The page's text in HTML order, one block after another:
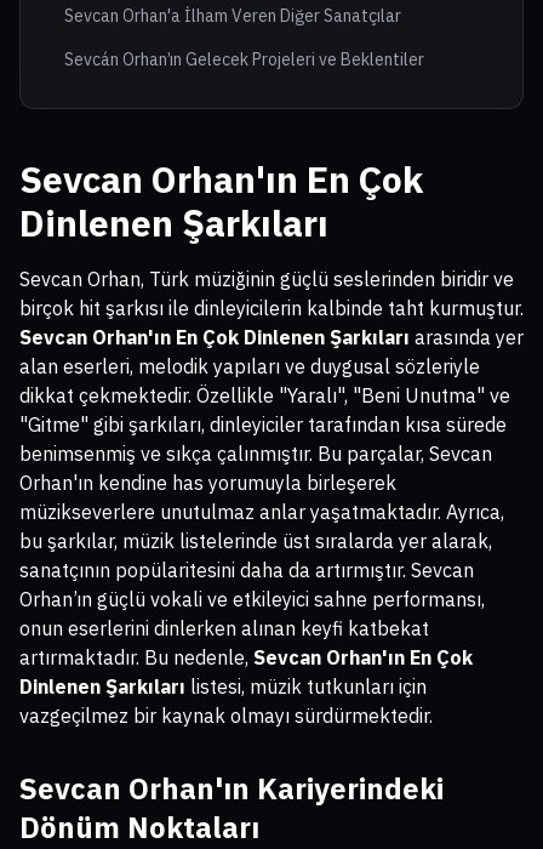
Sevcan Orhan'a İlham Veren Diğer Sanatçılar
Sevcán Orhan’ın Gelecek Projeleri ve Beklentiler
Sevcan Orhan'ın En Çok
Dinlenen Şarkıları
Sevcan Orhan, Türk müziğinin güçlü seslerinden biridir ve
birçok hit şarkısı ile dinleyicilerin kalbinde taht kurmuştur.
Sevcan Orhan'ın En Çok Dinlenen Şarkıları arasında yer
alan eserleri, melodik yapıları ve duygusal sözleriyle
dikkat çekmektedir. Özellikle "Yaralı", "Beni Unutma" ve
"Gitme" gibi şarkıları, dinleyiciler tarafından kısa sürede
benimsenmiş ve sıkça çalınmıştır. Bu parçalar, Sevcan
Orhan'ın kendine has yorumuyla birleşerek
müzikseverlere unutulmaz anlar yaşatmaktadır. Ayrıca,
bu şarkılar, müzik listelerinde üst sıralarda yer alarak,
sanatçının popülaritesini daha da artırmıştır. Sevcan
Orhan’ın güçlü vokali ve etkileyici sahne performansı,
onun eserlerini dinlerken alınan keyfi katbekat
artırmaktadır. Bu nedenle, Sevcan Orhan'ın En Çok
Dinlenen Şarkıları listesi, müzik tutkunları için
vazgeçilmez bir kaynak olmayı sürdürmektedir.
Sevcan Orhan'ın Kariyerindeki
Dönüm Noktaları